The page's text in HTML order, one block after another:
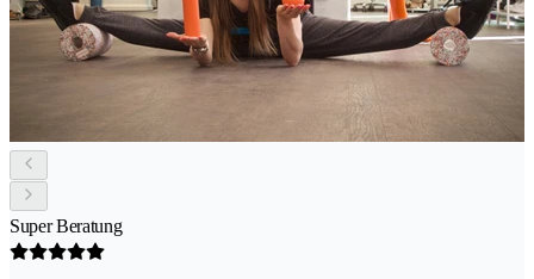
Super Beratung